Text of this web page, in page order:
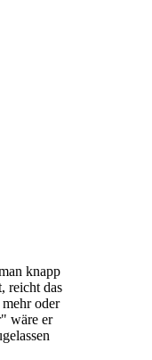
knapp
reicht das
oder
wäre er